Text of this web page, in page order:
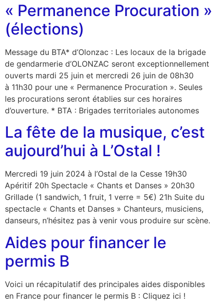
« Permanence Procuration »
(élections)
Message du BTA* d’Olonzac : Les locaux de la brigade
de gendarmerie d’OLONZAC seront exceptionnellement
ouverts mardi 25 juin et mercredi 26 juin de 08h30
à 11h30 pour une « Permanence Procuration ». Seules
les procurations seront établies sur ces horaires
d’ouverture. * BTA : Brigades territoriales autonomes
La fête de la musique, c’est
aujourd’hui à L’Ostal !
Mercredi 19 juin 2024 à l’Ostal de la Cesse 19h30
Apéritif 20h Spectacle « Chants et Danses » 20h30
Grillade (1 sandwich, 1 fruit, 1 verre = 5€) 21h Suite du
spectacle « Chants et Danses » Chanteurs, musiciens,
danseurs, n’hésitez pas à venir vous produire sur scène.
Aides pour financer le
permis B
Voici un récapitulatif des principales aides disponibles
en France pour financer le permis B : Cliquez ici !